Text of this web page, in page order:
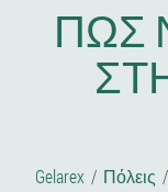
ΠΏΣ
Gelarex Πόλεις